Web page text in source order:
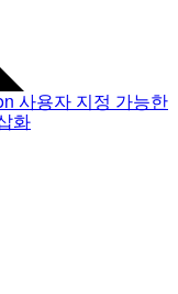
사용자 지정 가능한
화